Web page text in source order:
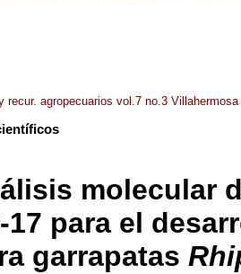
recur. agropecuarios vol.7 no.3
molecular
17 para el
garrapatas